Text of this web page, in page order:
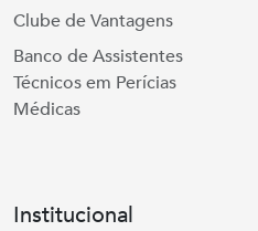
Clube de Vantagens
Banco de Assistentes
Técnicos em Perícias
Médicas
Institucional